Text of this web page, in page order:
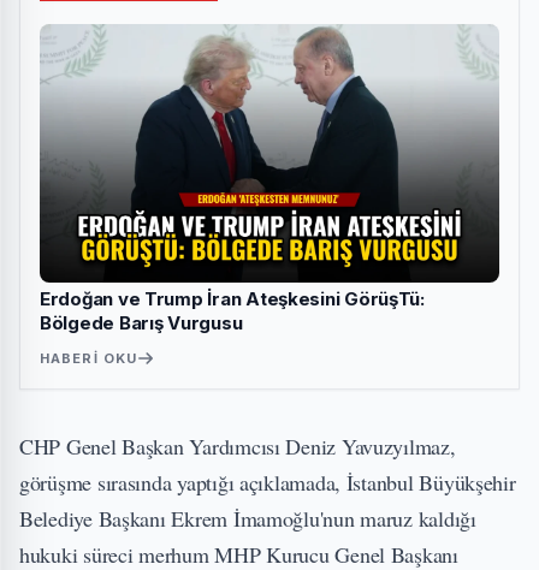
Erdoğan ve Trump İran Ateşkesini GörüşTü:
Bölgede Barış Vurgusu
HABERI OKU
CHP Genel Başkan Yardımcısı Deniz Yavuzyılmaz,
görüşme sırasında yaptığı açıklamada, İstanbul Büyükşehir
Belediye Başkanı Ekrem İmamoğlu'nun maruz kaldığı
hukuki süreci merhum MHP Kurucu Genel Başkanı